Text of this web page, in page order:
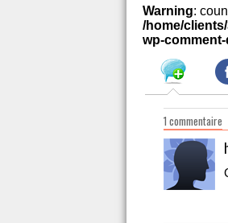
Warning:
/home/
wp-
1 commentaire